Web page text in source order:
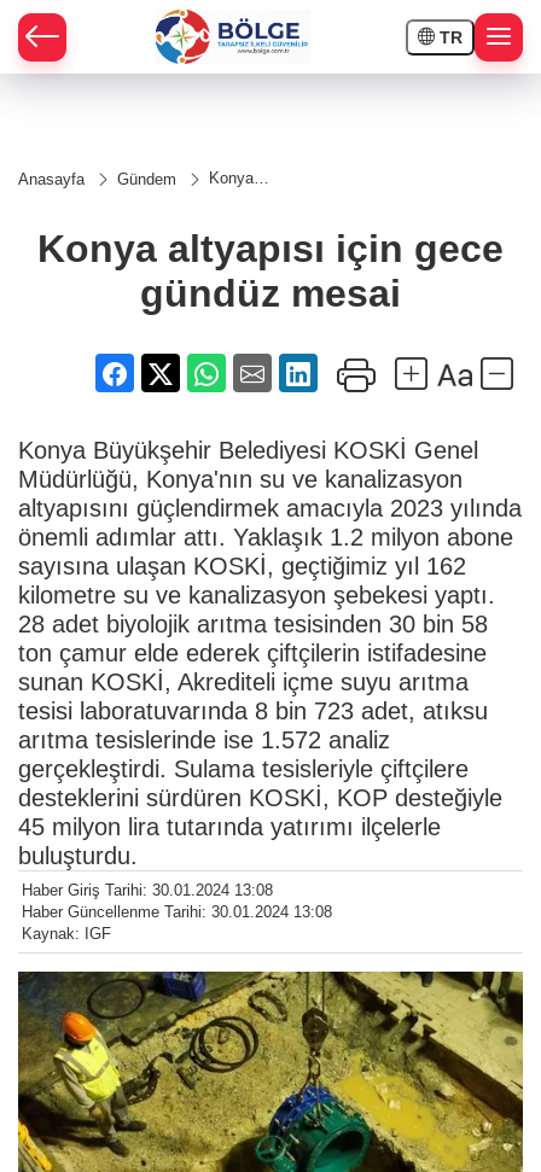
TR
Anasayfa Gündem
Konya
gündüz
mesai
Konya altyapısı için gece
gündüz mesai
Konya Büyükşehir Belediyesi KOSKİ Genel
Müdürlüğü, Konya'nın su ve kanalizasyon
altyapısını güçlendirmek amacıyla 2023 yılında
önemli adımlar attı. Yaklaşık 1.2 milyon abone
sayısına ulaşan KOSKİ, geçtiğimiz yıl 162
kilometre su ve kanalizasyon şebekesi yaptı.
28 adet biyolojik arıtma tesisinden 30 bin 58
ton çamur elde ederek çiftçilerin istifadesine
sunan KOSKİ, Akrediteli içme suyu arıtma
tesisi laboratuvarında 8 bin 723 adet, atıksu
arıtma tesislerinde ise 1.572 analiz
gerçekleştirdi. Sulama tesisleriyle çiftçilere
desteklerini sürdüren KOSKİ, KOP desteğiyle
45 milyon lira tutarında yatırımı ilçelerle
buluşturdu.
Haber Giriş Tarihi: 30.01.2024 13:08
Haber Güncellenme Tarihi: 30.01.2024 13:08
Kaynak: IGF